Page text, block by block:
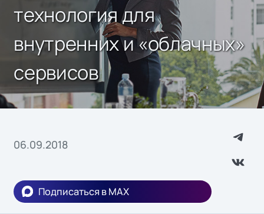
технология для
внутренних и «облачных»
сервисов
06.09.2018
Подписаться в MAX